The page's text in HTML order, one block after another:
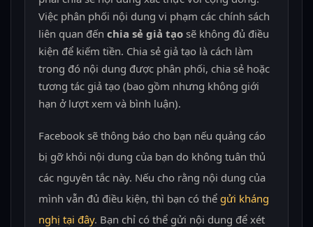
Việc phân phối nội dung vi phạm các chính sách
liên quan đến chia sẻ giả tạosẽ không đủ điều
kiện để kiếm tiền. Chia sẻ giả tạo là cách làm
trong đó nội dung được phân phối, chia sẻ hoặc
tương tác giả tạo (bao gồm nhưng không giới
hạn ở lượt xem và bình luận).
Facebook sẽ thông báo cho bạn nếu quảng cáo
bị gỡ khỏi nội dung của bạn do không tuân thủ
các nguyên tắc này. Nếu cho rằng nội dung của
mình vẫn đủ điều kiện, thì bạn có thể gửi kháng
nghị tại đây. Bạn chỉ có thể gửi nội dung để xét